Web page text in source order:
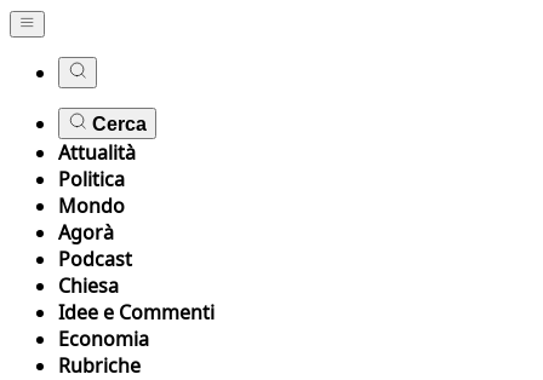
Cerca
Attualità
Politica
Mondo
Agorà
Podcast
Chiesa
Idee e Commenti
Economia
Rubriche